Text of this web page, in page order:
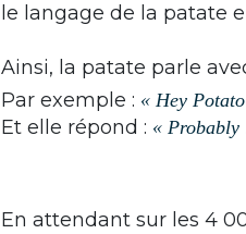
le langage de la patate
Ainsi, la patate parle
Par exemple : « Hey
Et elle répond : « Probably
En attendant sur les 4